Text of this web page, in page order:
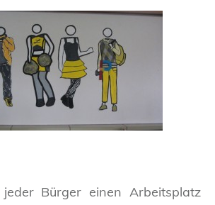
Bürger einen Arbeitsplatz